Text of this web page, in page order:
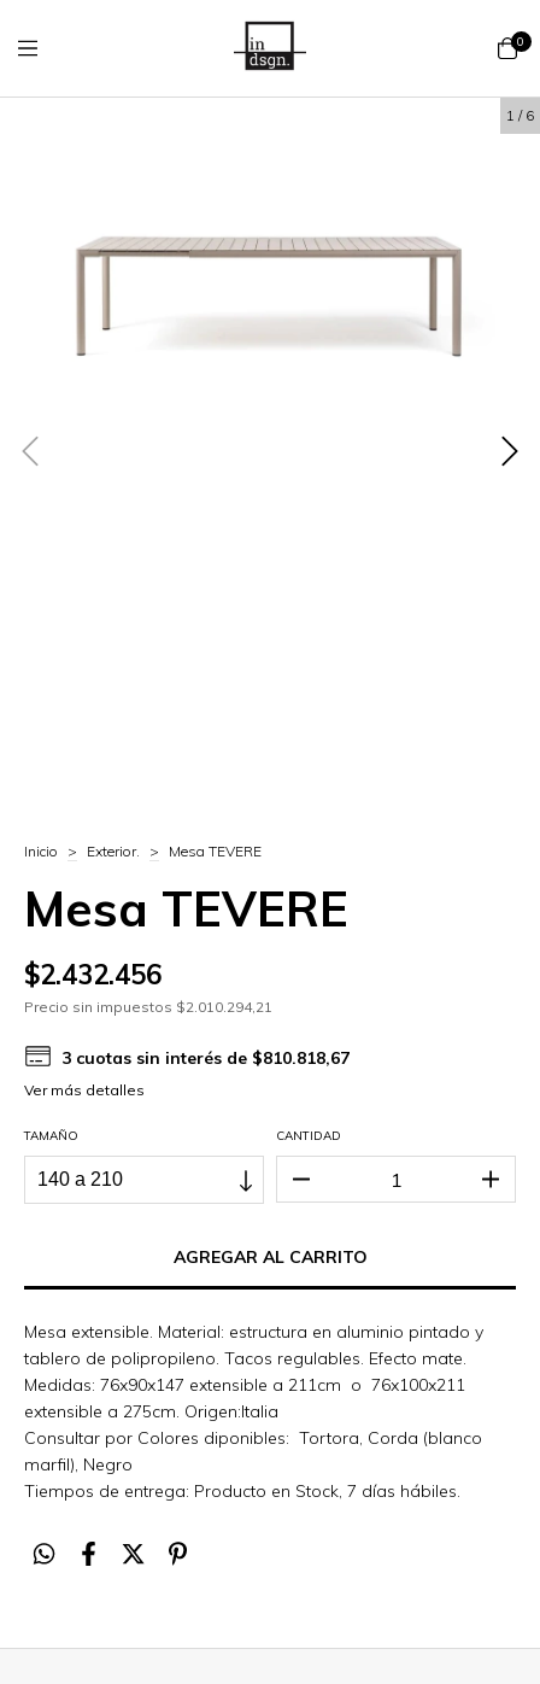
0
1 / 6
Inicio > Exterior. > Mesa TEVERE
Mesa TEVERE
$2.432.456
Precio sin impuestos $2.010.294,21
3 cuotas sin interés de $810.818,67
Ver más detalles
TAMAÑO CANTIDAD
Mesa extensible. Material: estructura en aluminio pintado y
tablero de polipropileno. Tacos regulables. Efecto mate.
Medidas: 76x90x147 extensible a 211cm o 76x100x211
extensible a 275cm. Origen:Italia
Consultar por Colores diponibles: Tortora, Corda (blanco
marfil), Negro
Tiempos de entrega: Producto en Stock, 7 días hábiles.